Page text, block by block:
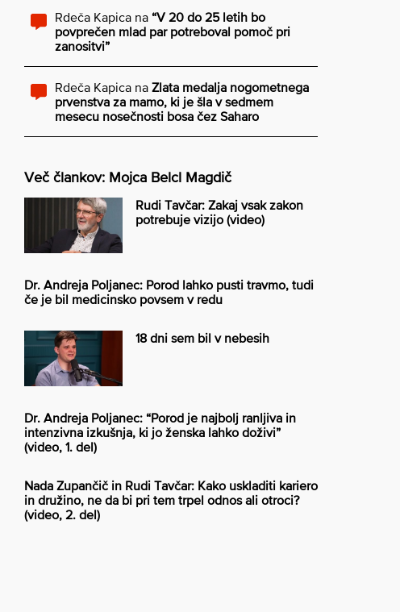
Rdeča Kapica na “V 20 do 25 letih bo
povprečen mlad par potreboval pomoč pri
zanositvi”
Rdeča Kapica na Zlata medalja nogometnega
prvenstva za mamo, ki je šla v sedmem
mesecu nosečnosti bosa čez Saharo
Več člankov: Mojca Belcl Magdič
Rudi Tavčar: Zakaj vsak zakon
potrebuje vizijo (video)
Dr. Andreja Poljanec: Porod lahko pusti travmo, tudi
če je bil medicinsko povsem v redu
18 dni sem bil v nebesih
Dr. Andreja Poljanec: “Porod je najbolj ranljiva in
intenzivna izkušnja, ki jo ženska lahko doživi”
(video, 1. del)
Nada Zupančič in Rudi Tavčar: Kako uskladiti kariero
in družino, ne da bi pri tem trpel odnos ali otroci?
(video, 2. del)